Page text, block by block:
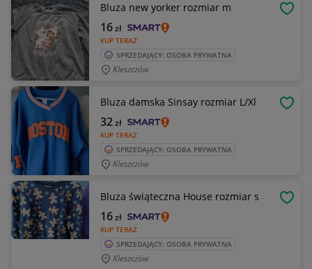
Bluza new yorker rozmiar m
KUP TERAZ
16zł
SPRZEDAJĄCY: OSOBA PRYWATNA
Kleszczów
Bluza damska Sinsay rozmiar L/Xl
KUP TERAZ
32zł
SPRZEDAJĄCY: OSOBA PRYWATNA
Kleszczów
Bluza świąteczna House rozmiar s
KUP TERAZ
16zł
SPRZEDAJĄCY: OSOBA PRYWATNA
Kleszczów